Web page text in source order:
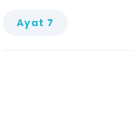
Ayat 7